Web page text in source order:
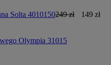
Solta 4010150249 zł
149 zł